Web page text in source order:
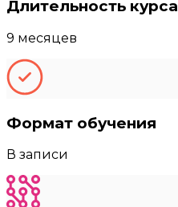
Длительность курса
9 месяцев
Формат обучения
В записи